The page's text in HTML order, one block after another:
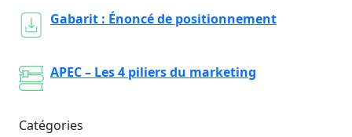
Gabarit : Énoncé de positionnement
APEC – Les 4 piliers du marketing
Catégories